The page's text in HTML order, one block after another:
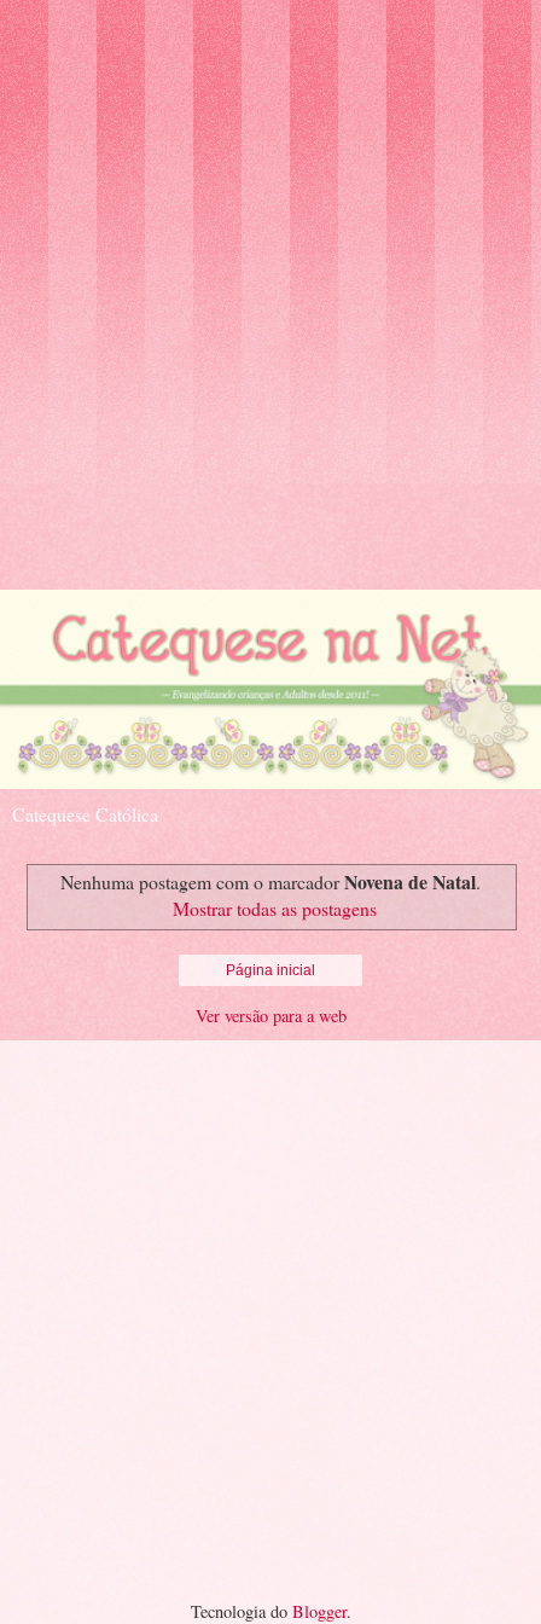
Catequese Católica
Nenhuma postagem com o marcadorNovena de Natal.
Mostrar todas as postagens
Página inicial
Ver versão para a web
Tecnologia do Blogger.